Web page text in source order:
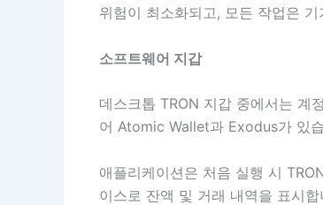
위험이 최소화되고, 모든 작업은
소프트웨어 지갑
데스크톱 TRON 지갑 중에서는 계
어 Atomic Wallet과 Exodus가 있
애플리케이션은 처음 실행 시
이스로 잔액 및 거래 내역을 표시